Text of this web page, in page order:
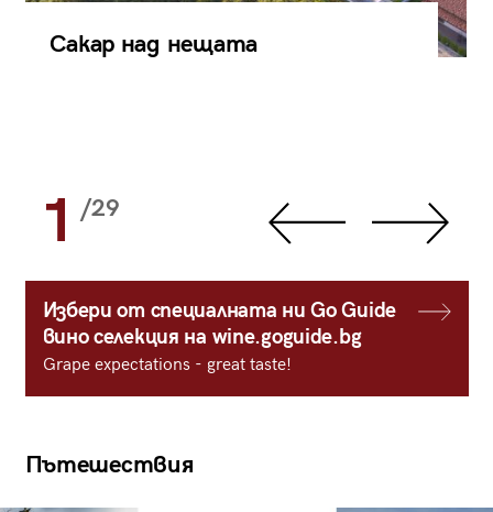
Сакар над нещата
1 /29
Избери от специалната ни Go Guide
вино селекция на wine.goguide.bg
Grape expectations - great taste!
Пътешествия